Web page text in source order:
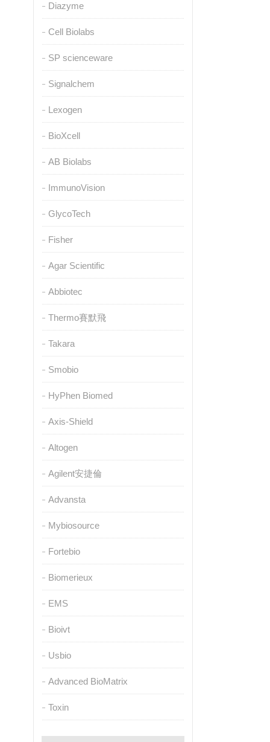
Diazyme
Cell Biolabs
SP scienceware
Signalchem
Lexogen
BioXcell
AB Biolabs
ImmunoVision
GlycoTech
Fisher
Agar Scientific
Abbiotec
Thermo賽默飛
Takara
Smobio
HyPhen Biomed
Axis-Shield
Altogen
Agilent安捷倫
Advansta
Mybiosource
Fortebio
Biomerieux
EMS
Bioivt
Usbio
Advanced BioMatrix
Toxin